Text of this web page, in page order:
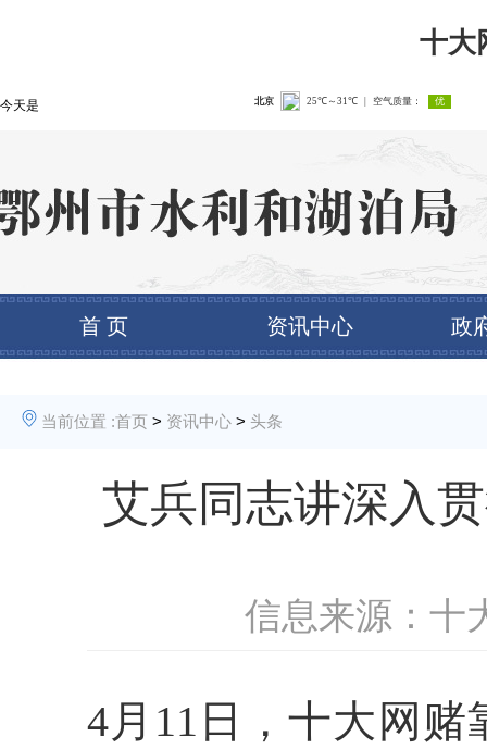
十大
今天是
首 页 资讯中心 政
当前位置 :首页 > 资讯中心 > 头条
艾兵同志讲深入
信息来源：十
4月 11 日
，十大网